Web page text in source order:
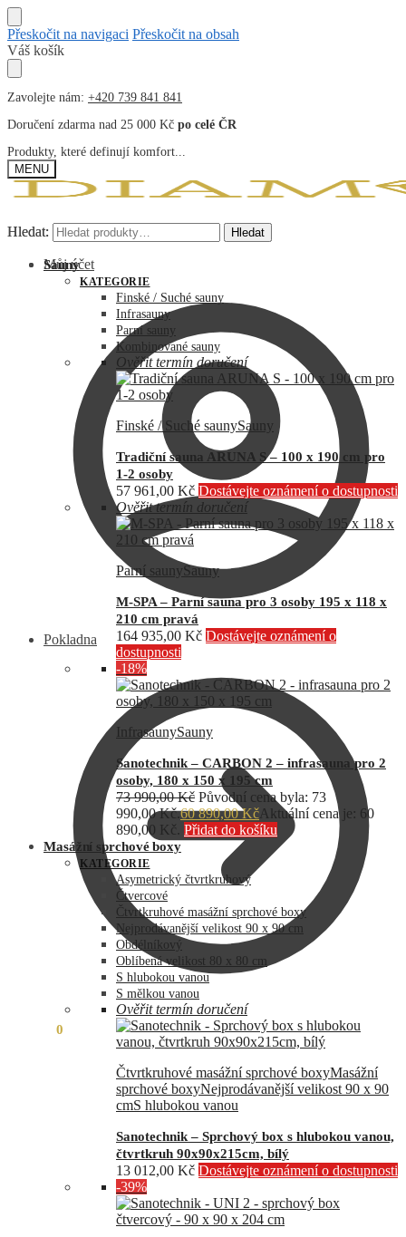
Přeskočit na navigaci Přeskočit na obsah
Váš košík
Zavolejte nám: +420 739 841 841
Doručení zdarma nad 25 000 Kč po celé ČR
Produkty, které definují komfort...
MENU
Hledat: Hledat
Můj účet
Pokladna
0
Hledat: Hledat
Sauny
KATEGORIE
Finské / Suché sauny
Infrasauny
Parní sauny
Kombinované sauny
Ověřit termín doručení
Finské / Suché saunySauny
Tradiční sauna ARUNA S – 100 x 190 cm pro
1-2 osoby
57 961,00 Kč Dostávejte oznámení o dostupnosti
Ověřit termín doručení
Parní saunySauny
M-SPA – Parní sauna pro 3 osoby 195 x 118 x
210 cm pravá
164 935,00 Kč Dostávejte oznámení o
dostupnosti
-18%
InfrasaunySauny
Sanotechnik – CARBON 2 – infrasauna pro 2
osoby, 180 x 150 x 195 cm
73 990,00Kč Původní cena byla: 73
990,00 Kč.60 890,00Kč Aktuální cena je: 60
890,00 Kč. Přidat do košíku
Masážní sprchové boxy
KATEGORIE
Asymetrický čtvrtkruhový
Čtvercové
Čtvrtkruhové masážní sprchové boxy
Nejprodávanější velikost 90 x 90 cm
Obdélníkový
Oblíbená velikost 80 x 80 cm
S hlubokou vanou
S mělkou vanou
Ověřit termín doručení
Čtvrtkruhové masážní sprchové boxyMasážní
sprchové boxyNejprodávanější velikost 90 x 90
cmS hlubokou vanou
Sanotechnik – Sprchový box s hlubokou vanou,
čtvrtkruh 90x90x215cm, bílý
13 012,00 Kč Dostávejte oznámení o dostupnosti
-39%